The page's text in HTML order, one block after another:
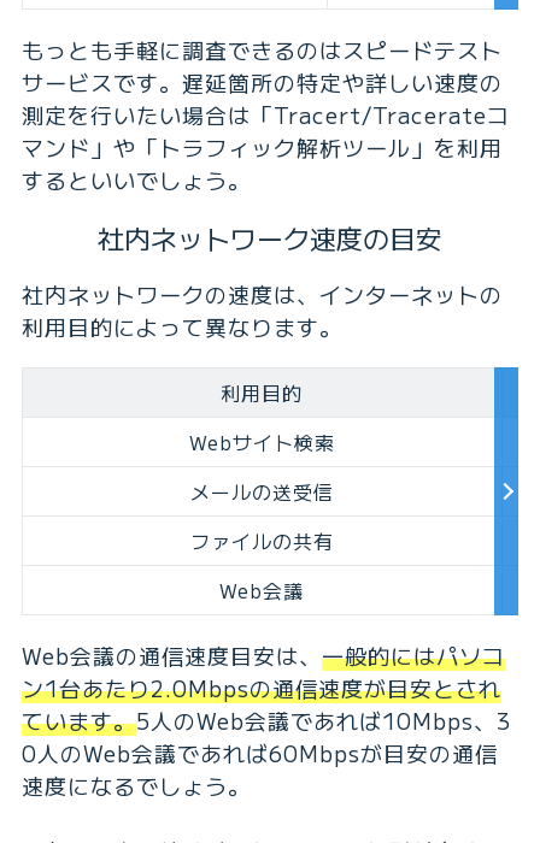
もっとも手軽に調査できるのはスピードテスト
サービスです。遅延箇所の特定や詳しい速度の
測定を行いたい場合は「Tracert/Tracerateコ
マンド」や「トラフィック解析ツール」を利用
するといいでしょう。
社内ネットワーク速度の目安
社内ネットワークの速度は、インターネットの
利用目的によって異なります。
利用目的
Webサイト検索
メールの送受信
ファイルの共有
Web会議
Web会議の通信速度目安は、 一般的にはパソコ
ン1台あたり2.0Mbpsの通信速度が目安とされ
ています。5人のWeb会議であれば10Mbps、3
0人のWeb会議であれば60Mbpsが目安の通信
速度になるでしょう。